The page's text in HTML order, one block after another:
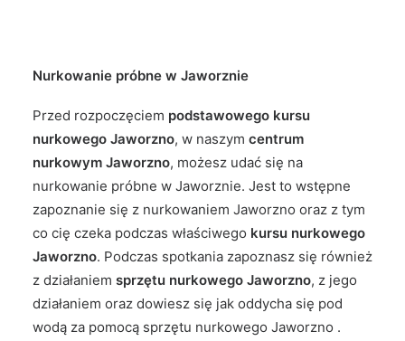
Nurkowanie próbne w Jaworznie
Przed rozpoczęciem podstawowego kursu
nurkowego Jaworzno, w naszym centrum
nurkowym Jaworzno, możesz udać się na
nurkowanie próbne w Jaworznie. Jest to wstępne
zapoznanie się z nurkowaniem Jaworzno oraz z tym
co cię czeka podczas właściwego kursu nurkowego
Jaworzno. Podczas spotkania zapoznasz się również
z działaniem sprzętu nurkowego Jaworzno, z jego
działaniem oraz dowiesz się jak oddycha się pod
wodą za pomocą sprzętu nurkowego Jaworzno .